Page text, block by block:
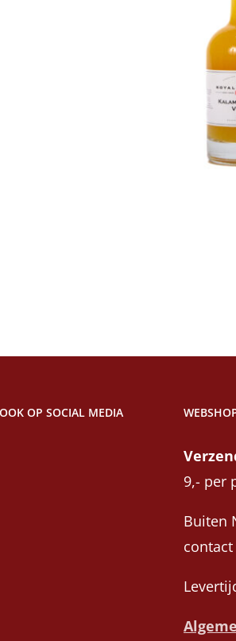
Toevoegen aan
OP SOCIAL MEDIA
9,- per
Buiten